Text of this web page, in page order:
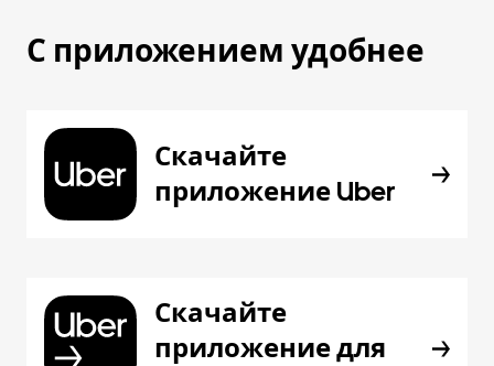
С приложением удобнее
Скачайте
приложение Uber
Скачайте
приложение для